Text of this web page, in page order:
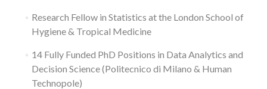
Research Fellow in Statistics at the London School of
Hygiene & Tropical Medicine
14 Fully Funded PhD Positions in Data Analytics and
Decision Science (Politecnico di Milano & Human
Technopole)